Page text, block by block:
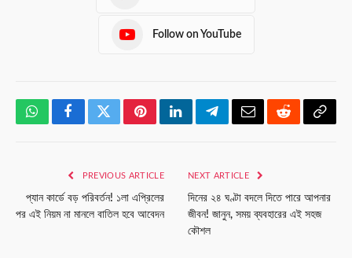
Follow on YouTube
WhatsAppFacebookTwitterPinterestLinkedInTelegramEmailRedditCopy
PREVIOUS ARTICLE
প্যান কার্ডে বড় পরিবর্তন! ১লা এপ্রিলের
পর এই নিয়ম না মানলে বাতিল হবে আবেদন
NEXT ARTICLE
দিনের ২৪ ঘণ্টা বদলে দিতে পারে আপনার
জীবন! জানুন, সময় ব্যবহারের এই সহজ
কৌশল